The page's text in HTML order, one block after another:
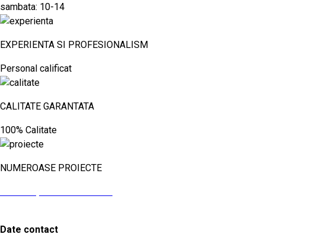
sambata: 10-14
EXPERIENTA SI PROFESIONALISM
Personal calificat
CALITATE GARANTATA
100% Calitate
NUMEROASE PROIECTE
Date contact